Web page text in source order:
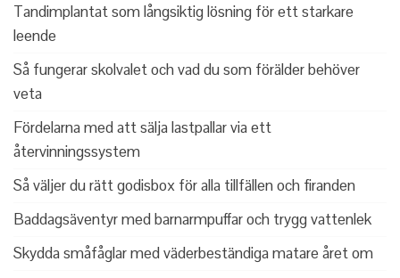
Tandimplantat som långsiktig lösning för ett starkare
leende
Så fungerar skolvalet och vad du som förälder behöver
veta
Fördelarna med att sälja lastpallar via ett
återvinningssystem
Så väljer du rätt godisbox för alla tillfällen och firanden
Baddagsäventyr med barnarmpuffar och trygg vattenlek
Skydda småfåglar med väderbeständiga matare året om